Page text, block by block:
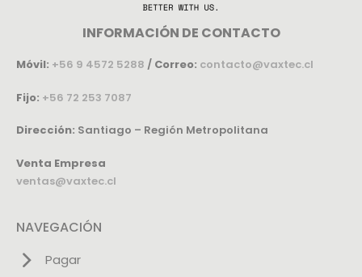
INFORMACIÓN DE CONTACTO
Móvil: +56 9 4572 5288 / Correo: contacto@vaxtec.cl
Fijo: +56 72 253 7087
Dirección: Santiago – Región Metropolitana
Venta Empresa
ventas@vaxtec.cl
NAVEGACIÓN
Pagar